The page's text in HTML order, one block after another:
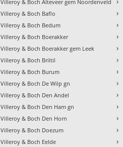
Villeroy & Boch Alteveer gem Noordenveld
Villeroy & Boch Baflo
Villeroy & Boch Bedum
Villeroy & Boch Boerakker
Villeroy & Boch Boerakker gem Leek
Villeroy & Boch Briltil
Villeroy & Boch Burum
Villeroy & Boch De Wilp gn
Villeroy & Boch Den Andel
Villeroy & Boch Den Ham gn
Villeroy & Boch Den Horn
Villeroy & Boch Doezum
Villeroy & Boch Eelde
›
›
›
›
›
›
›
›
›
›
›
›